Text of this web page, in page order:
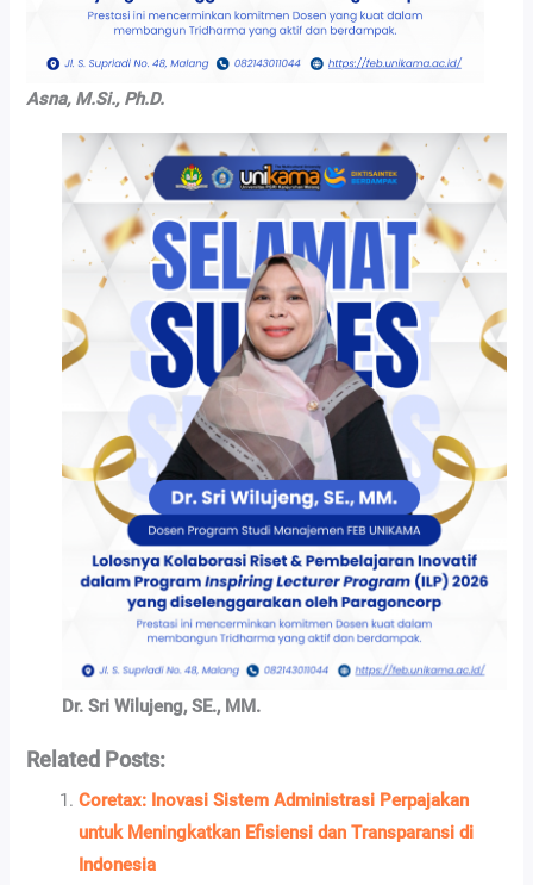
Asna, M.Si., Ph.D.
Dr. Sri Wilujeng, SE., MM.
Related Posts:
Coretax: Inovasi Sistem Administrasi Perpajakan
untuk Meningkatkan Efisiensi dan Transparansi di
Indonesia